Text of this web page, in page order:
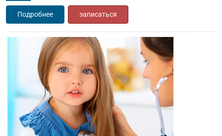
Подробнее записаться